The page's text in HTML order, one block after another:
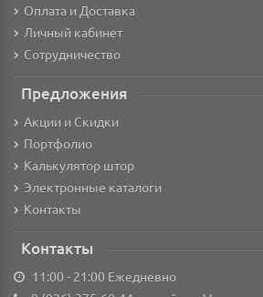
Оплата и Доставка
Личный кабинет
Сотрудничество
Предложения
Акции и Скидки
Портфолио
Калькулятор штор
Электронные каталоги
Контакты
Контакты
11:00 - 21:00 Ежедневно